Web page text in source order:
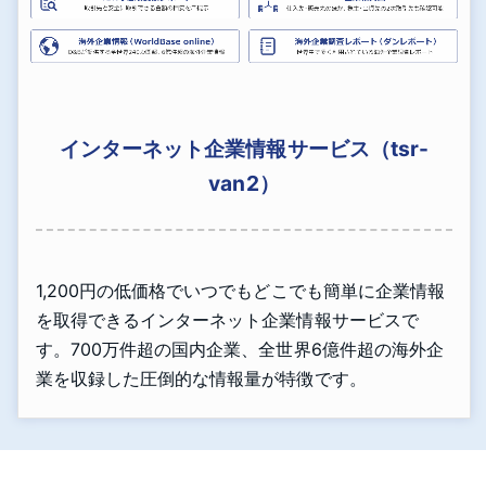
インターネット企業情報サービス（tsr-
van2）
1,200円の低価格でいつでもどこでも簡単に企業情報
を取得できるインターネット企業情報サービスで
す。700万件超の国内企業、全世界6億件超の海外企
業を収録した圧倒的な情報量が特徴です。